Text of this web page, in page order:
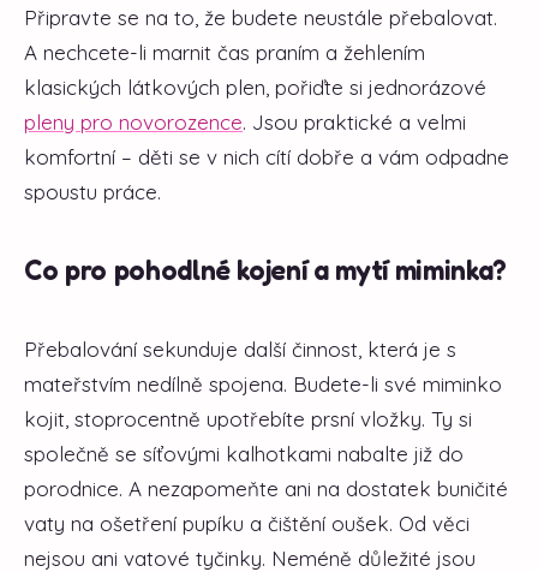
Připravte se na to, že budete neustále přebalovat.
A nechcete-li marnit čas praním a žehlením
klasických látkových plen, pořiďte si jednorázové
pleny pro novorozence. Jsou praktické a velmi
komfortní – děti se v nich cítí dobře a vám odpadne
spoustu práce.
Co pro pohodlné kojení a mytí miminka?
Přebalování sekunduje další činnost, která je s
mateřstvím nedílně spojena. Budete-li své miminko
kojit, stoprocentně upotřebíte prsní vložky. Ty si
společně se síťovými kalhotkami nabalte již do
porodnice. A nezapomeňte ani na dostatek buničité
vaty na ošetření pupíku a čištění oušek. Od věci
nejsou ani vatové tyčinky. Neméně důležité jsou